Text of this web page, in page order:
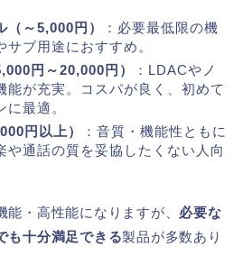
（～5,000円）
：必要最低限の機
ブ用途におすすめ。
円～20,000円）
：LDACやノ
能が充実。コスパが良く、初めて
最適。
円以上）
：音質・機能性ともに
や通話の質を妥協したくない人向
・高性能になりますが、 必要な
も十分満足できる製品が多数あり